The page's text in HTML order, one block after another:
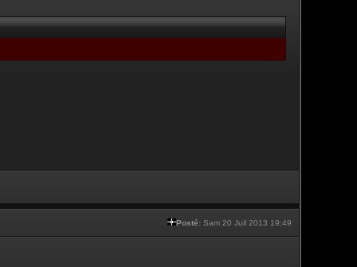
Posté: Sam 20 Juil 2013 19:49